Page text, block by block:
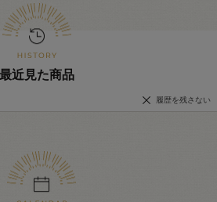
最近見た商品
履歴を残さない